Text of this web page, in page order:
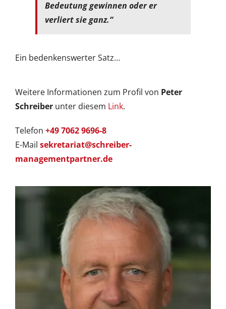
Bedeutung gewinnen oder er
verliert sie ganz.“
Ein bedenkenswerter Satz…
Weitere Informationen zum Profil von Peter
Schreiber unter diesem Link.
Telefon +49 7062 9696-8
E-Mail sekretariat@schreiber-
managementpartner.de